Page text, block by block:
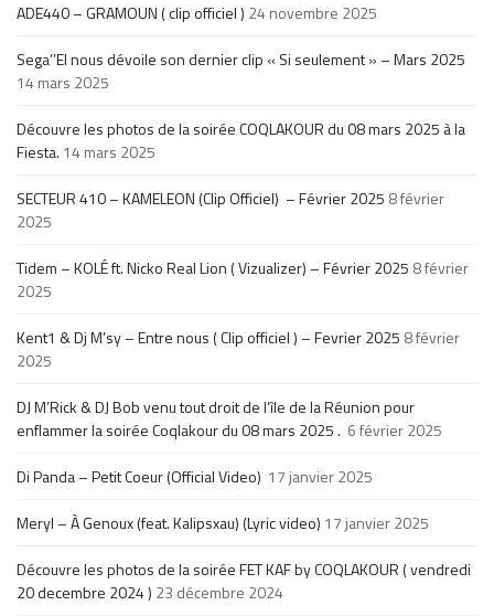
ADE440 – GRAMOUN ( clip officiel ) 24 novembre 2025
Sega’’El nous dévoile son dernier clip « Si seulement » – Mars 2025
14 mars 2025
Découvre les photos de la soirée COQLAKOUR du 08 mars 2025 à la
Fiesta. 14 mars 2025
SECTEUR 410 – KAMELEON (Clip Officiel) – Février 2025 8 février
2025
Tidem – KOLÉ ft. Nicko Real Lion ( Vizualizer) – Février 2025 8 février
2025
Kent1 & Dj M’sy – Entre nous ( Clip officiel ) – Fevrier 2025 8 février
2025
DJ M’Rick & DJ Bob venu tout droit de l’île de la Réunion pour
enflammer la soirée Coqlakour du 08 mars 2025 . 6 février 2025
Di Panda – Petit Coeur (Official Video) 17 janvier 2025
Meryl – À Genoux (feat. Kalipsxau) (Lyric video) 17 janvier 2025
Découvre les photos de la soirée FET KAF by COQLAKOUR ( vendredi
20 decembre 2024 ) 23 décembre 2024